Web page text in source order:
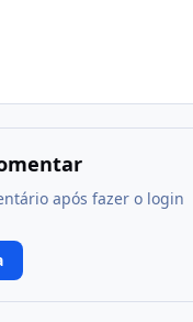
após fazer o login